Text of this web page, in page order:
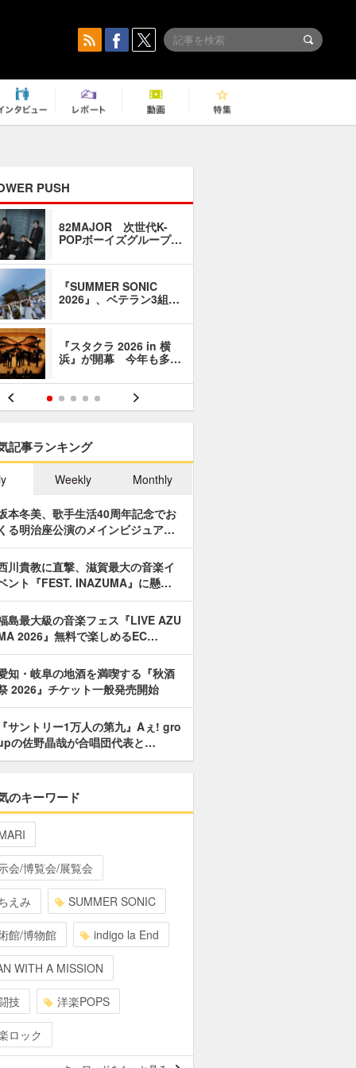
PUSH
82MAJOR 次世代K-
POPボーイズグループ…
『SUMMER SONIC
2026』、ベテラン3組…
『スタクラ 2026 in 横
浜』が開幕 今年も多…
記事ランキング
Weekly Monthly
本冬美、歌手生活40周年記念でお
くる明治座公演のメインビジュア…
川貴教に直撃、滋賀最大の音楽イ
ント『FEST. INAZUMA』に懸…
島最大級の音楽フェス『LIVE AZU
2026』無料で楽しめるEC…
知・岐阜の地酒を満喫する『秋酒
2026』チケット一般発売開始
『サントリー1万人の第九』Aぇ! gro
の佐野晶哉が合唱団代表と…
のキーワード
会/博覧会/展覧会
えみ SUMMER SONIC
館/博物館 indigo la End
WITH A MISSION
技 洋楽POPS
ロック